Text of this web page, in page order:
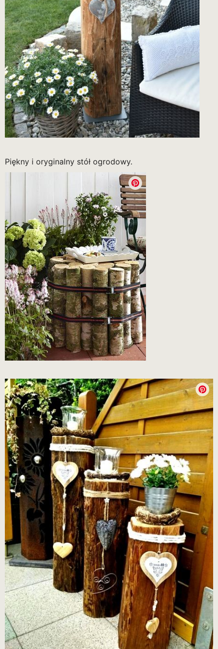
Piękny i oryginalny stół ogrodowy.